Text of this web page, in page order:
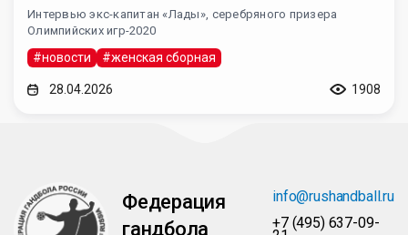
Интервью экс-капитан «Лады», серебряного призера
Олимпийских игр-2020
#новости #женская сборная
28.04.2026 1908
Федерация
гандбола
info@rushandball.ru
+7 (495) 637-09-